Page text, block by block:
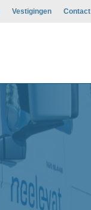
Vestigingen Contact